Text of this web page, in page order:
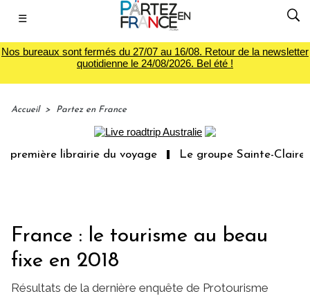
☰
Nos bureaux sont fermés du 27/07 au 16/08. Retour de la newsletter
quotidienne le 24/08/2026. Bel été !
Accueil > Partez en France
librairie du voyage Le groupe Sainte-Claire rachète
France : le tourisme au beau
fixe en 2018
Résultats de la dernière enquête de Protourisme